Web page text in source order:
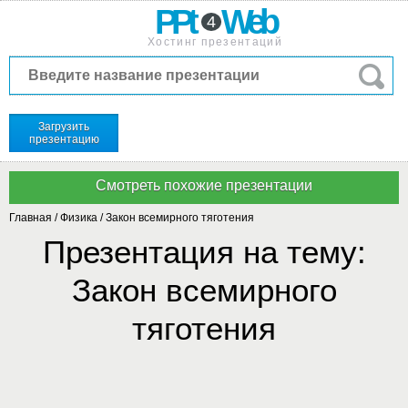
PPt 4 Web
Хостинг презентаций
Загрузить
презентацию
Главная /Физика /Закон всемирного тяготения
Презентация на тему:
Закон всемирного
тяготения